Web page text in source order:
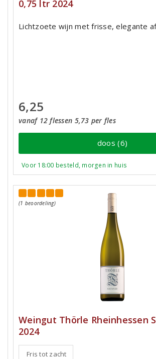
0,75 ltr 2024
Lichtzoete wijn met frisse, elegante
6,25
vanaf 12 flessen 5,73 per fles
doos (6)
Voor 18:00 besteld, morgen in huis
(1 beoordeling)
Weingut Thörle Rheinhessen
2024
Fris tot zacht